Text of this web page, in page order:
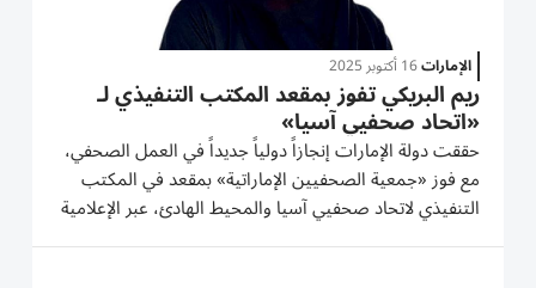
الإمارات16 أكتوبر 2025
ريم البريكي تفوز بمقعد المكتب التنفيذي لـ
«اتحاد صحفيي آسيا»
حققت دولة الإمارات إنجازاً دولياً جديداً في العمل الصحفي،
مع فوز «جمعية الصحفيين الإماراتية» بمقعد في المكتب
التنفيذي لاتحاد صحفيي آسيا والمحيط الهادئ، عبر الإعلامية
ريم البريكي، عضو مجلس إدارة الجمعية. واختارت الجمعية